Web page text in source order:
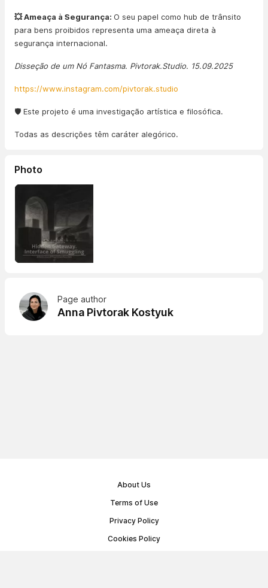
💥 Ameaça à Segurança: O seu papel como hub de trânsito
para bens proibidos representa uma ameaça direta à
segurança internacional.
Disseção de um Nó Fantasma. Pivtorak.Studio. 15.09.2025
https://www.instagram.com/pivtorak.studio
🛡️ Este projeto é uma investigação artística e filosófica.
Todas as descrições têm caráter alegórico.
Photo
Page author
Anna Pivtorak Kostyuk
About Us
Terms of Use
Privacy Policy
Cookies Policy